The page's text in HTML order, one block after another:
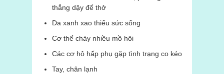
thẳng dậy để thở
Da xanh xao thiếu sức sống
Cơ thể chảy nhiều mồ hôi
Các cơ hô hấp phụ gặp tình trạng co kéo
Tay, chân lạnh